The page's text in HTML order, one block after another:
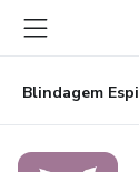
para
conteúdo
principal
para
pagamento
para
rodapé